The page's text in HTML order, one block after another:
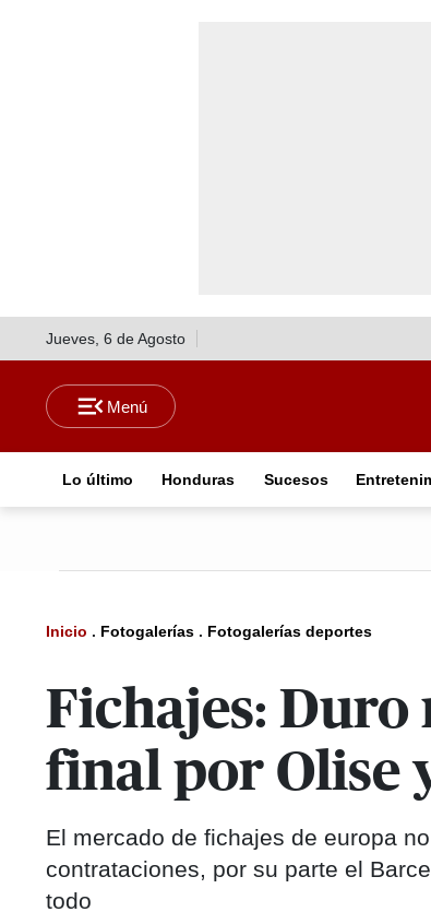
Jueves, 6 de Agosto
Lo último Honduras Sucesos
Inicio . Fotogalerías . Fotogalerías deportes
Fichajes: Duro
final por Olise
El mercado de fichajes de europa
contrataciones, por su parte el
todo